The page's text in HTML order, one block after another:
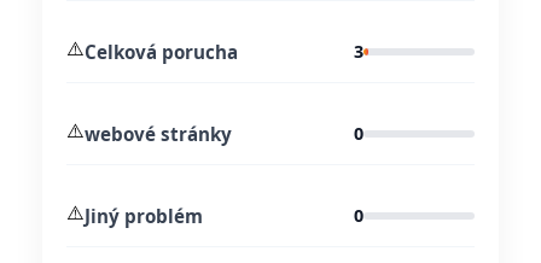
⚠️Celková porucha 3
⚠️webové stránky 0
⚠️Jiný problém 0